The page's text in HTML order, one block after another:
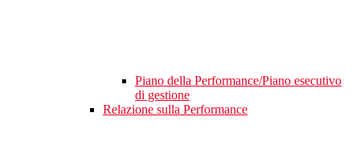
Piano della Performance/Piano esecutivo
di gestione
Relazione sulla Performance